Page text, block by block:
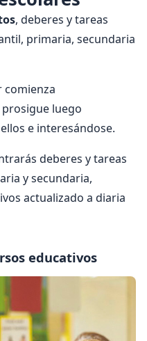
, deberes y tareas
primaria, secundaria
comienza
luego
e interesándose.
deberes y tareas
y secundaria,
actualizado a diaria
educativos